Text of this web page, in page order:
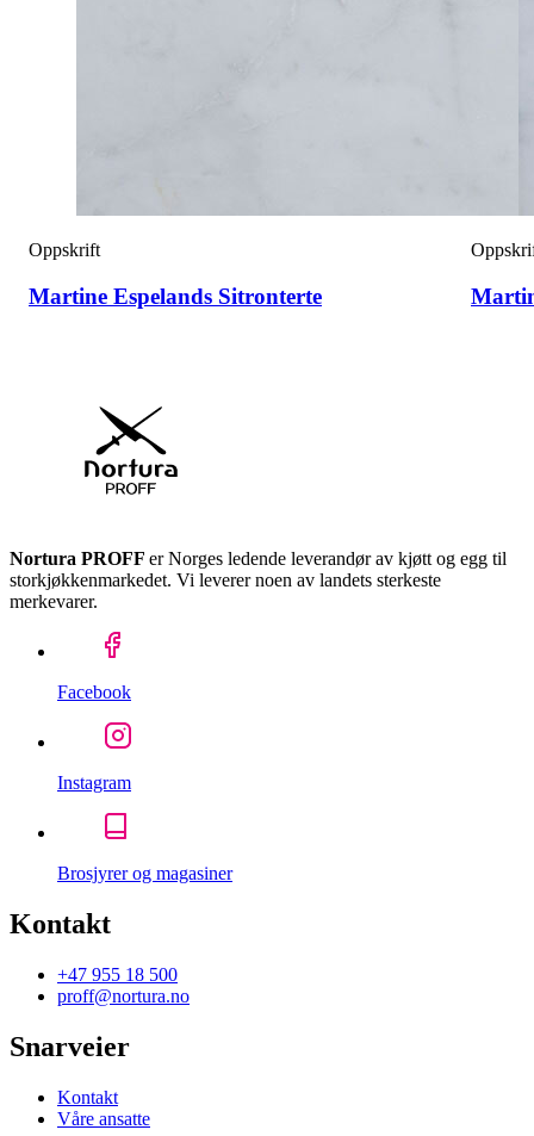
Oppskrift
Martine Espelands Sitronterte
Nortura PROFF er Norges ledende leverandør av kjøtt og egg til
storkjøkkenmarkedet. Vi leverer noen av landets sterkeste
merkevarer.
Facebook
Instagram
Brosjyrer og magasiner
Kontakt
+47 955 18 500
proff@nortura.no
Snarveier
Kontakt
Våre ansatte